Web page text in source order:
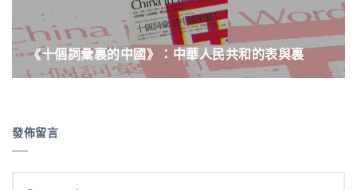
《十個詞彙裏的中國》：中華人民共和的表與裏
發佈留言